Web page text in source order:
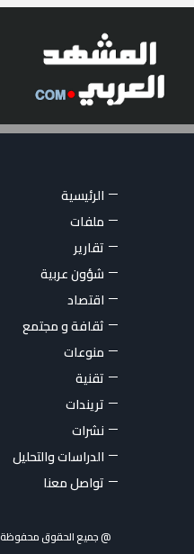
الرئيسية
ملفات
تقارير
شؤون عربية
اقتصاد
ثقافة و مجتمع
منوعات
تقنية
تريندات
نشرات
الدراسات والتحليل
تواصل معنا
@ جميع الحقوق محفوظة ©